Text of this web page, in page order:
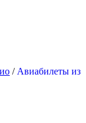
/ Авиабилеты из